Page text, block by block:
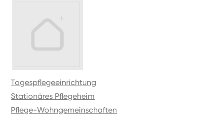
Tagespflegeeinrichtung
Stationäres Pflegeheim
Pflege-Wohngemeinschaften